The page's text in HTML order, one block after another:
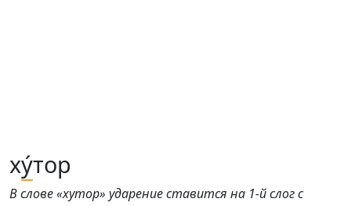
ху́тор
В слове «хутор» ударение ставится на 1-й слог с